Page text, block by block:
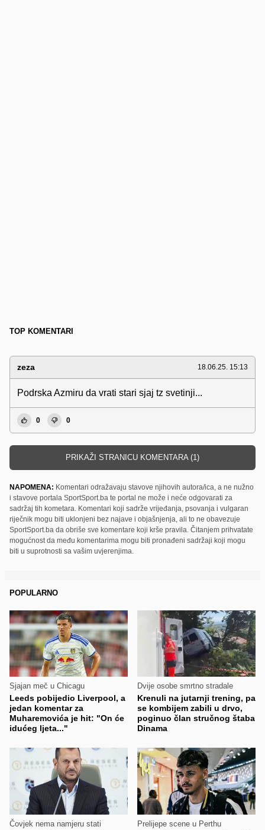
TOP KOMENTARI
zeza 18.06.25. 15:13
Podrska Azmiru da vrati stari sjaj tz svetinji...
0 0
PRIKAŽI STRANICU KOMENTARA (1)
NAPOMENA: Komentari odražavaju stavove njihovih autora/ica, a ne nužno
i stavove portala SportSport.ba te portal ne može i neće odgovarati za
sadržaj tih kometara. Komentari koji sadrže vrijeđanja, psovanja i vulgaran
riječnik mogu biti uklonjeni bez najave i objašnjenja, ali to ne obavezuje
SportSport.ba da obriše sve komentare koji krše pravila. Čitanjem prihvatate
mogućnost da među komentarima mogu biti pronađeni sadržaji koji mogu
biti u suprotnosti sa vašim uvjerenjima.
POPULARNO
Sjajan meč u Chicagu
Leeds pobijedio Liverpool, a
jedan komentar za
Muharemovića je hit: "On će
idućeg ljeta..."
Dvije osobe smrtno stradale
Krenuli na jutarnji trening, pa
se kombijem zabili u drvo,
poginuo član stručnog štaba
Dinama
Čovjek nema namjeru stati Prelijepe scene u Perthu